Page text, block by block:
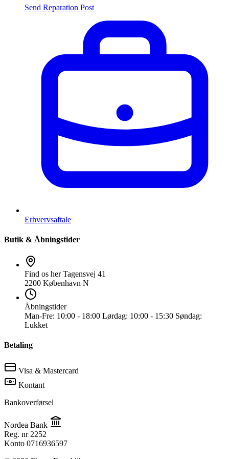
Send Reparation Post
Erhvervsaftale
Butik & Åbningstider
Find os her Tagensvej 41
2200 København N
Åbningstider
Man-Fre: 10:00 - 18:00 Lørdag: 10:00 - 15:30 Søndag:
Lukket
Betaling
Visa & Mastercard
Kontant
Bankoverførsel
Nordea Bank
Reg. nr 2252
Konto 0716936597